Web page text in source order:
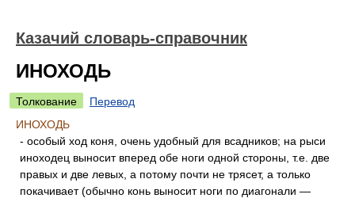
Казачий словарь-справочник
ИНОХОДЬ
Толкование
Перевод
ИНОХОДЬ
- особый ход коня, очень удобный для всадников; на рыси
иноходец выносит вперед обе ноги одной стороны, т.е. две
правых и две левых, а потому почти не трясет, а только
покачивает (обычно конь выносит ноги по диагонали —